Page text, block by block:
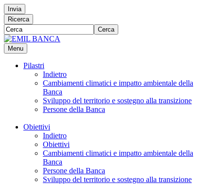
Invia
Ricerca
Cerca
Menu
Pilastri
Indietro
Cambiamenti climatici e impatto ambientale della
Banca
Sviluppo del territorio e sostegno alla transizione
Persone della Banca
Obiettivi
Indietro
Obiettivi
Cambiamenti climatici e impatto ambientale della
Banca
Persone della Banca
Sviluppo del territorio e sostegno alla transizione